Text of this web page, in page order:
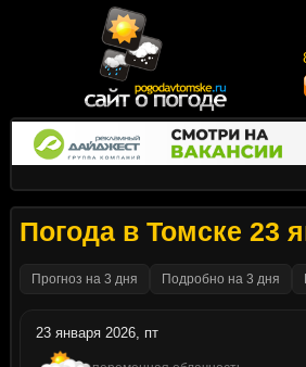
Погода в Томске 23
Прогноз на 3 дня Подробно на 3 дня
23 января 2026, пт